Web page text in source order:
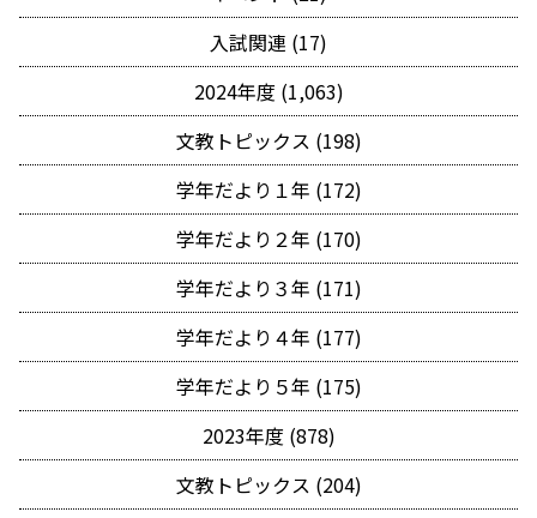
入試関連 (17)
2024年度 (1,063)
文教トピックス (198)
学年だより１年 (172)
学年だより２年 (170)
学年だより３年 (171)
学年だより４年 (177)
学年だより５年 (175)
2023年度 (878)
文教トピックス (204)